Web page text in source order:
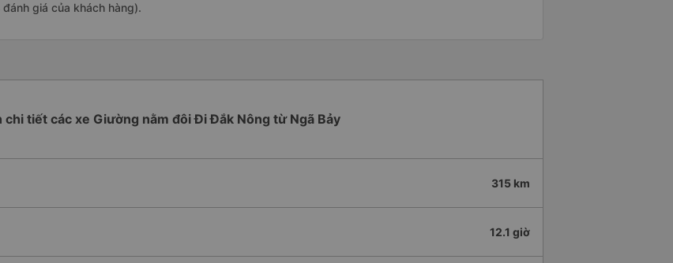
giá của khách hàng).
chi tiết các xe Giường nằm đôi Đi Đắk Nông từ Ngã Bảy
315 km
12.1 giờ